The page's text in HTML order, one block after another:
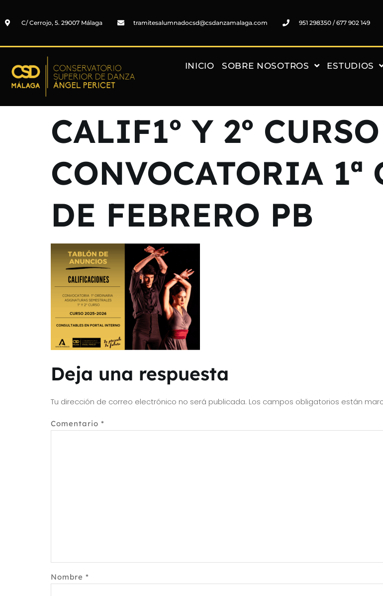
C/ Cerrojo, 5. 29007 Málaga tramitesalumnadocsd@csdanzamalaga.com 951 298350 / 677 902 149
INICIO SOBRE NOSOTROS ESTUDIOS
CALIF1º Y 2º CURSO
CONVOCATORIA
DE FEBRERO PB
Deja una respuesta
Tu dirección de correo electrónico no será publicada. Los campos obligatorios están
Comentario *
Nombre *